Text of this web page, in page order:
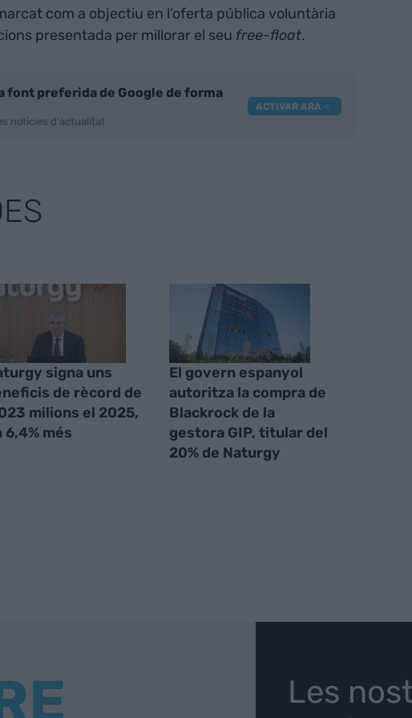
com a objectiu en l’oferta pública voluntària
presentada per millorar el seu free-float.
font preferida de Google de forma
notícies d'actualitat
ACTIVAR ARA
signa uns
de rècord de
milions el 2025,
6,4% més
El govern espanyol
autoritza la compra de
Blackrock de la
gestora GIP, titular del
20% de Naturgy
Les